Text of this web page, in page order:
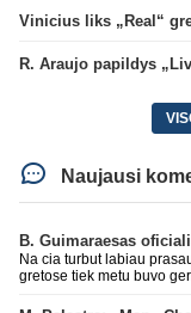
Vinicius liks „Real“
R. Araujo papildys
Naujausi
B. Guimaraesas
Na cia turbut labiau
gretose tiek metu buvo